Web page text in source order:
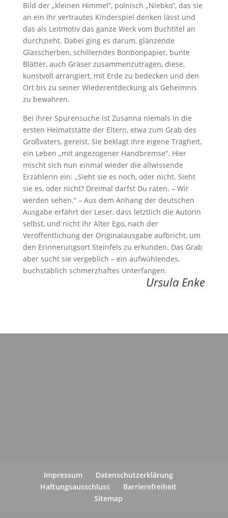
Bild der „kleinen Himmel“, polnisch „Niebko“, das sie
an ein ihr vertrautes Kinderspiel denken lässt und
das als Leitmotiv das ganze Werk vom Buchtitel an
durchzieht. Dabei ging es darum, glänzende
Glasscherben, schillerndes Bonbonpapier, bunte
Blätter, auch Gräser zusammenzutragen, diese,
kunstvoll arrangiert, mit Erde zu bedecken und den
Ort bis zu seiner Wiederentdeckung als Geheimnis
zu bewahren.
Bei ihrer Spurensuche ist Zusanna niemals in die
ersten Heimatstätte der Eltern, etwa zum Grab des
Großvaters, gereist. Sie beklagt ihre eigene Trägheit,
ein Leben „mit angezogener Handbremse“. Hier
mischt sich nun einmal wieder die allwissende
Erzählerin ein: „Sieht sie es noch, oder nicht. Sieht
sie es, oder nicht? Dreimal darfst Du raten. – Wir
werden sehen.“ – Aus dem Anhang der deutschen
Ausgabe erfährt der Leser, dass letztlich die Autorin
selbst, und nicht ihr Alter Ego, nach der
Veröffentlichung der Originalausgabe aufbricht, um
den Erinnerungsort Steinfels zu erkunden. Das Grab
aber sucht sie vergeblich – ein aufwühlendes,
buchstäblich schmerzhaftes Unterfangen.
Ursula Enke
Impressum
Datenschutzerklärung
Haftungsausschluss
Barrierefreiheit
Sitemap